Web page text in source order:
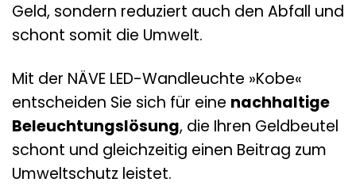
Geld, sondern reduziert auch den Abfall und
schont somit die Umwelt.
Mit der NÄVE LED-Wandleuchte »Kobe«
entscheiden Sie sich für eine nachhaltige
Beleuchtungslösung, die Ihren Geldbeutel
schont und gleichzeitig einen Beitrag zum
Umweltschutz leistet.